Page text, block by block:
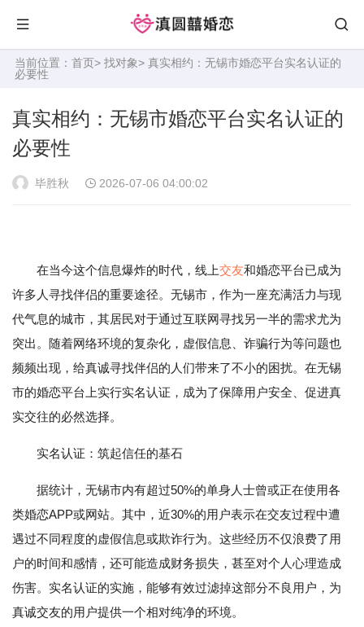
当前位置： 首页> 找对象> 真实相约：无锡市婚恋平台实名认证的
必要性
真实相约：无锡市婚恋平台实名认证的
必要性
毕胜秋 2026-07-06 04:00:02
在当今这个信息爆炸的时代，线上交友和婚恋平台已成为
许多人寻找伴侣的重要途径。无锡市，作为一座充满活力与现
代气息的城市，其居民对于通过互联网寻找另一半的需求尤为
突出。随着网络环境的复杂化，虚假信息、诈骗行为等问题也
频频出现，给真诚寻找伴侣的人们带来了不小的困扰。在无锡
市的婚恋平台上实行实名认证，成为了保障用户安全、促进真
实交往的必然选择。
实名认证：筑起信任的基石
据统计，无锡市内有超过50%的单身人士曾或正在使用各
类婚恋APP或网站。其中，近30%的用户表示在交友过程中遭
遇过不同程度的虚假信息或欺诈行为。这些经历不仅浪费了用
户的时间和感情，还可能造成财务损失，甚至对个人心理造成
伤害。实名认证的实施，能够有效过滤掉这部分不良用户，为
真诚交友的用户提供一个相对纯净的环境。